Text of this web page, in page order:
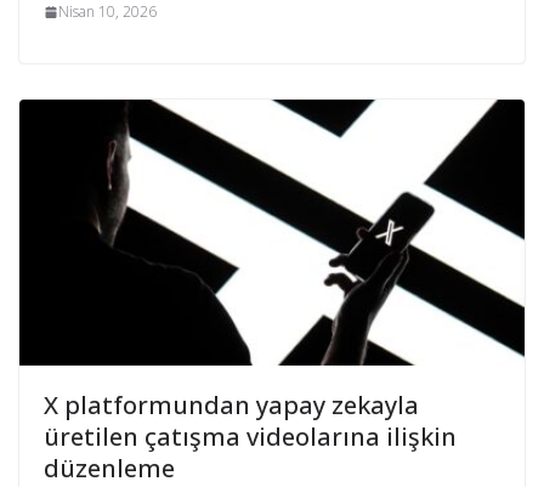
Nisan 10, 2026
X platformundan yapay zekayla
üretilen çatışma videolarına ilişkin
düzenleme